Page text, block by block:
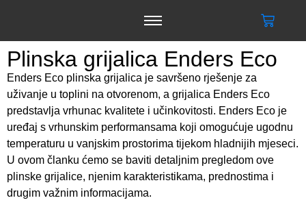
Plinska grijalica Enders Eco
Enders Eco plinska grijalica je savršeno rješenje za
uživanje u toplini na otvorenom, a grijalica Enders Eco
predstavlja vrhunac kvalitete i učinkovitosti. Enders Eco je
uređaj s vrhunskim performansama koji omogućuje ugodnu
temperaturu u vanjskim prostorima tijekom hladnijih mjeseci.
U ovom članku ćemo se baviti detaljnim pregledom ove
plinske grijalice, njenim karakteristikama, prednostima i
drugim važnim informacijama.